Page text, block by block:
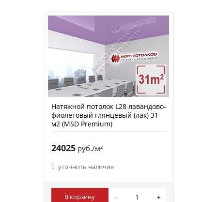
Натяжной потолок L28 лавандово-
фиолетовый глянцевый (лак) 31
м2 (MSD Premium)
24025руб./м²
уточнить наличие
В корзину